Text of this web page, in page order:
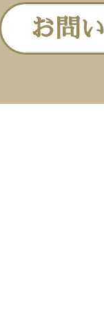
お問